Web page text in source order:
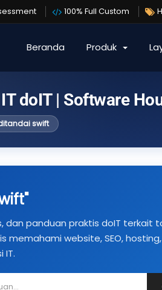
100% Full Custom
Beranda Produk
doIT | Software
swift
dan panduan praktis doIT terkait
memahami website, SEO, hosting,
IT.